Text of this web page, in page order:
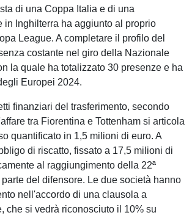
di una Coppa Italia e di una
in Inghilterra ha aggiunto al proprio
League. A completare il profilo del
costante nel giro della Nazionale
la quale ha totalizzato 30 presenze e ha
Europei 2024.
finanziari del trasferimento, secondo
tra Fiorentina e Tottenham si articola
quantificato in 1,5 milioni di euro. A
di riscatto, fissato a 17,5 milioni di
al raggiungimento della 22ª
del difensore. Le due società hanno
nell'accordo di una clausola a
che si vedrà riconosciuto il 10% su